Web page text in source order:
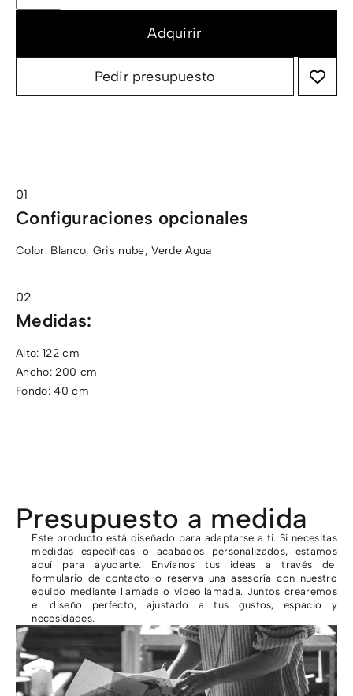
Pedir presupuesto
Configuraciones opcionales
Color: Blanco, Gris nube, Verde Agua
Medidas:
Alto: 122 cm
Ancho: 200 cm
Fondo: 40 cm
Presupuesto a medida
Este producto está diseñado para adaptarse a ti. Si necesitas
medidas específicas o acabados personalizados, estamos
aquí para ayudarte. Envíanos tus ideas a través del
formulario de contacto o reserva una asesoría con nuestro
equipo mediante llamada o videollamada. Juntos crearemos
el diseño perfecto, ajustado a tus gustos, espacio y
necesidades.